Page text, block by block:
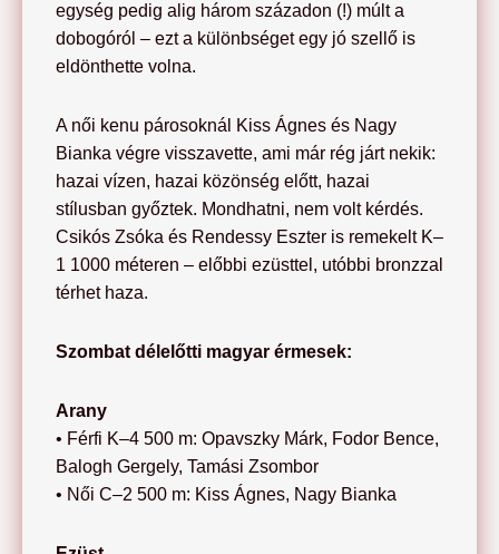
egység pedig alig három századon (!) múlt a
dobogóról – ezt a különbséget egy jó szellő is
eldönthette volna.
A női kenu párosoknál Kiss Ágnes és Nagy
Bianka végre visszavette, ami már rég járt nekik:
hazai vízen, hazai közönség előtt, hazai
stílusban győztek. Mondhatni, nem volt kérdés.
Csikós Zsóka és Rendessy Eszter is remekelt K–
1 1000 méteren – előbbi ezüsttel, utóbbi bronzzal
térhet haza.
Szombat délelőtti magyar érmesek:
Arany
• Férfi K–4 500 m: Opavszky Márk, Fodor Bence,
Balogh Gergely, Tamási Zsombor
• Női C–2 500 m: Kiss Ágnes, Nagy Bianka